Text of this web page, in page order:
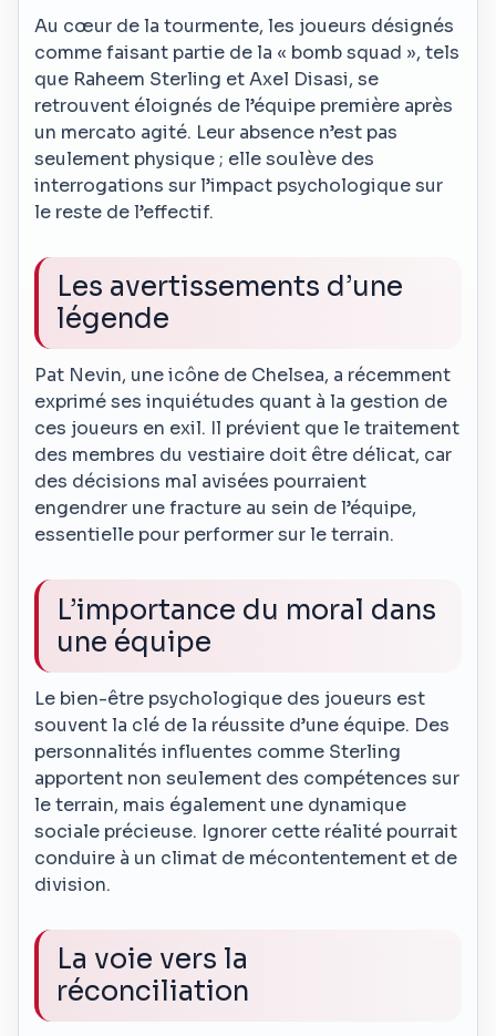
Au cœur de la tourmente, les joueurs désignés
comme faisant partie de la « bomb squad », tels
que Raheem Sterling et Axel Disasi, se
retrouvent éloignés de l’équipe première après
un mercato agité. Leur absence n’est pas
seulement physique ; elle soulève des
interrogations sur l’impact psychologique sur
le reste de l’effectif.
Les avertissements d’une
légende
Pat Nevin, une icône de Chelsea, a récemment
exprimé ses inquiétudes quant à la gestion de
ces joueurs en exil. Il prévient que le traitement
des membres du vestiaire doit être délicat, car
des décisions mal avisées pourraient
engendrer une fracture au sein de l’équipe,
essentielle pour performer sur le terrain.
L’importance du moral dans
une équipe
Le bien-être psychologique des joueurs est
souvent la clé de la réussite d’une équipe. Des
personnalités influentes comme Sterling
apportent non seulement des compétences sur
le terrain, mais également une dynamique
sociale précieuse. Ignorer cette réalité pourrait
conduire à un climat de mécontentement et de
division.
La voie vers la
réconciliation